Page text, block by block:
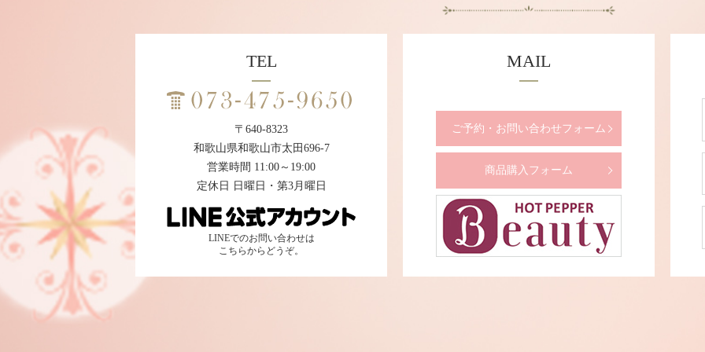
TEL
〒640-8323
和歌山県和歌山市太田696-7
営業時間 11:00～19:00
定休日 日曜日・第3月曜日
LINEでのお問い合わせは
こちらからどうぞ。
MAIL
ご予約・お問い合わせフォーム
商品購入フォーム